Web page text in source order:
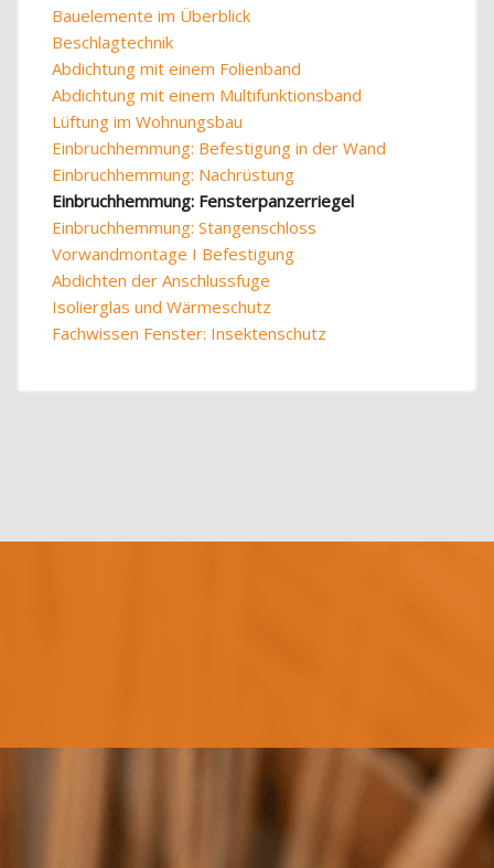
Bauelemente im Überblick
Beschlagtechnik
Abdichtung mit einem Folienband
Abdichtung mit einem Multifunktionsband
Lüftung im Wohnungsbau
Einbruchhemmung: Befestigung in der Wand
Einbruchhemmung: Nachrüstung
Einbruchhemmung: Fensterpanzerriegel
Einbruchhemmung: Stangenschloss
Vorwandmontage I Befestigung
Abdichten der Anschlussfuge
Isolierglas und Wärmeschutz
Fachwissen Fenster: Insektenschutz